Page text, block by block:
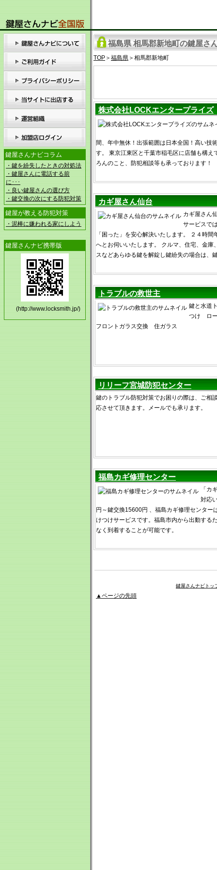
鍵屋さんナビコラム
・鍵を紛失したときの対処法
・鍵屋さんに電話する前
に･･･
・良い鍵屋さんの選び方
・鍵交換の次にする防犯対策
鍵屋が教える防犯対策
・泥棒に嫌われる家にしよう
鍵屋さんナビ携帯版
(http://www.locksmith.jp/)
福島県 相馬郡新地町の鍵屋さ
TOP ＞ 福島県 ＞相馬郡新地町
株式会社LOCKエンタープライズ
間、年中無休！出張範囲は日本全国！高い技
す。 東京江東区と千葉市稲毛区に店舗も構え
ろんのこと、防犯相談等も承っております！
カギ屋さん仙台
カギ屋さん
サービスで
「困った」を安心解決いたします。 ２４時
へとお伺いいたします。 クルマ、住宅、金庫
スなどあらゆる鍵を解錠し鍵紛失の場合は、
トラブルの救世主
鍵と水道
つけ ロ
フロントガラス交換 住ガラス
リリーフ宮城防犯センター
鍵のトラブル防犯対策でお困りの際は、ご相
応させて頂きます。メールでも承ります。
福島カギ修理センター
「カ
対応
円～鍵交換15600円 、福島カギ修理センター
けつけサービスです。福島市内から出動する
なく到着することが可能です。
鍵屋さんナビトッ
▲ページの先頭